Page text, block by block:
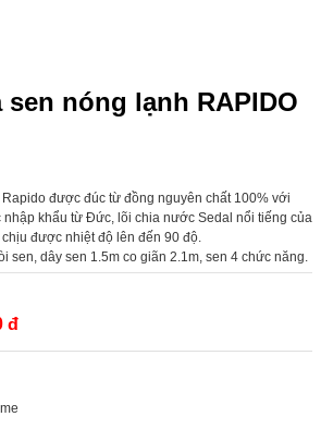
sen nóng lạnh RAPIDO
được đúc từ đồng nguyên chất 100% với
khẩu từ Đức, lõi chia nước Sedal nổi tiếng của
được nhiệt độ lên đến 90 độ.
sen, dây sen 1.5m co giãn 2.1m, sen 4 chức năng.
đ